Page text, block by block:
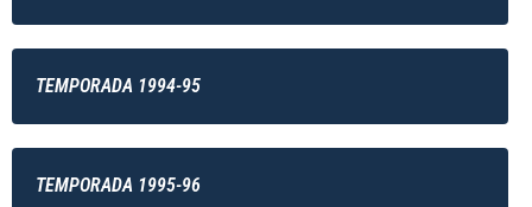
TEMPORADA 1994-95
TEMPORADA 1995-96